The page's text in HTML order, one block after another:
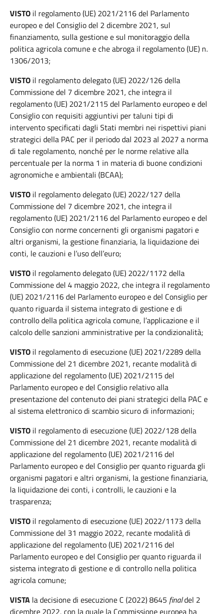
VISTO il regolamento (UE) 2021/2116 del Parlamento
europeo e del Consiglio del 2 dicembre 2021, sul
finanziamento, sulla gestione e sul monitoraggio della
politica agricola comune e che abroga il regolamento (UE) n.
1306/2013;
VISTO il regolamento delegato (UE) 2022/126 della
Commissione del 7 dicembre 2021, che integra il
regolamento (UE) 2021/2115 del Parlamento europeo e del
Consiglio con requisiti aggiuntivi per taluni tipi di
intervento specificati dagli Stati membri nei rispettivi piani
strategici della PAC per il periodo dal 2023 al 2027 a norma
di tale regolamento, nonché per le norme relative alla
percentuale per la norma 1 in materia di buone condizioni
agronomiche e ambientali (BCAA);
VISTO il regolamento delegato (UE) 2022/127 della
Commissione del 7 dicembre 2021, che integra il
regolamento (UE) 2021/2116 del Parlamento europeo e del
Consiglio con norme concernenti gli organismi pagatori e
altri organismi, la gestione finanziaria, la liquidazione dei
conti, le cauzioni e l’uso dell’euro;
VISTO il regolamento delegato (UE) 2022/1172 della
Commissione del 4 maggio 2022, che integra il regolamento
(UE) 2021/2116 del Parlamento europeo e del Consiglio per
quanto riguarda il sistema integrato di gestione e di
controllo della politica agricola comune, l’applicazione e il
calcolo delle sanzioni amministrative per la condizionalità;
VISTO il regolamento di esecuzione (UE) 2021/2289 della
Commissione del 21 dicembre 2021, recante modalità di
applicazione del regolamento (UE) 2021/2115 del
Parlamento europeo e del Consiglio relativo alla
presentazione del contenuto dei piani strategici della PAC e
al sistema elettronico di scambio sicuro di informazioni;
VISTO il regolamento di esecuzione (UE) 2022/128 della
Commissione del 21 dicembre 2021, recante modalità di
applicazione del regolamento (UE) 2021/2116 del
Parlamento europeo e del Consiglio per quanto riguarda gli
organismi pagatori e altri organismi, la gestione finanziaria,
la liquidazione dei conti, i controlli, le cauzioni e la
trasparenza;
VISTO il regolamento di esecuzione (UE) 2022/1173 della
Commissione del 31 maggio 2022, recante modalità di
applicazione del regolamento (UE) 2021/2116 del
Parlamento europeo e del Consiglio per quanto riguarda il
sistema integrato di gestione e di controllo nella politica
agricola comune;
VISTA la decisione di esecuzione C (2022) 8645 finaldel 2
dicembre 2022, con la quale la Commissione europea ha